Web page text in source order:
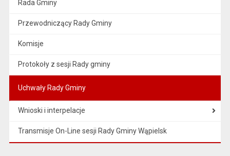
Rada Gminy
Przewodniczący Rady Gminy
Komisje
Protokoły z sesji Rady gminy
Uchwały Rady Gminy
Wnioski i interpelacje
Transmisje On-Line sesji Rady Gminy Wąpielsk